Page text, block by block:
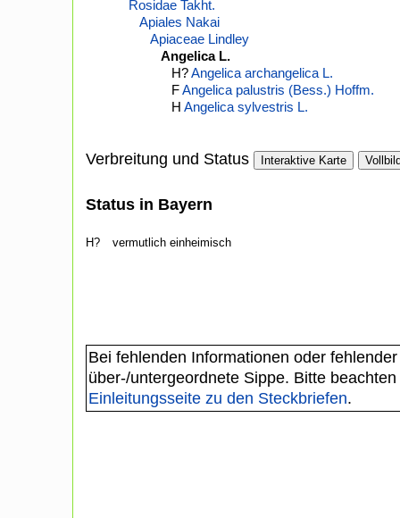
Rosidae Takht.
Apiales Nakai
Apiaceae Lindley
Angelica L.
H?Angelica archangelica L.
FAngelica palustris (Bess.) Hoffm.
H Angelica sylvestris L.
Verbreitung und Status Interaktive Karte
Status in Bayern
H? vermutlich einheimisch
Bei fehlenden Informationen oder
über-/untergeordnete Sippe. Bitte
Einleitungsseite zu den Steckbriefen.